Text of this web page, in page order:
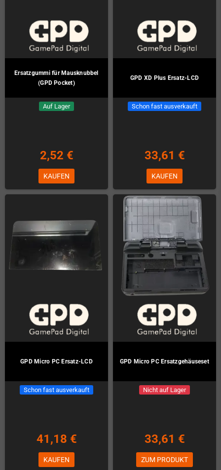
Ersatzgummi für Mausknubbel
(GPD Pocket)
Auf Lager
2,52 €
KAUFEN
GPD XD Plus Ersatz-LCD
Schon fast ausverkauft
33,61 €
KAUFEN
GPD Micro PC Ersatz-LCD
Schon fast ausverkauft
41,18 €
KAUFEN
GPD Micro PC Ersatzgehäuseset
Nicht auf Lager
33,61 €
ZUM PRODUKT